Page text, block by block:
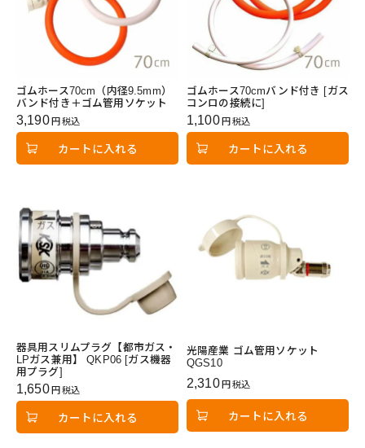
ゴムホース70cm（内径9.5mm）
バンド付き＋ゴム管用ソケット
3,190 税込
カートに入れる
ゴムホース70cmバンド付き [ガス
コンロの接続に]
1,100 税込
カートに入れる
器具用スリムプラグ【都市ガス・
LPガス兼用】 QKP06 [ガス機器
用プラグ]
1,650 税込
カートに入れる
光陽産業 ゴム管用ソケット
QGS10
2,310 税込
カートに入れる